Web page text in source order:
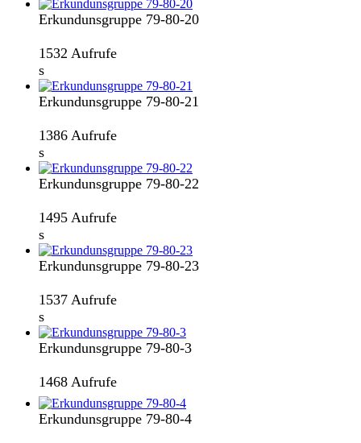
Erkundunsgruppe 79-80-20
1532 Aufrufe
s
Erkundunsgruppe 79-80-21
1386 Aufrufe
s
Erkundunsgruppe 79-80-22
1495 Aufrufe
s
Erkundunsgruppe 79-80-23
1537 Aufrufe
s
Erkundunsgruppe 79-80-3
1468 Aufrufe
Erkundunsgruppe 79-80-4